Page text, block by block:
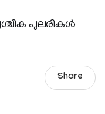
പുലരികള്‍
Share